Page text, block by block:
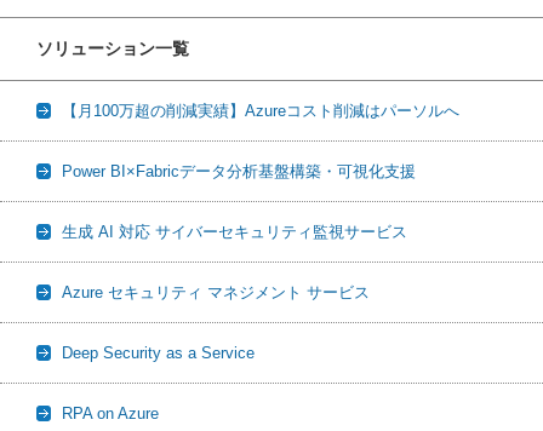
ソリューション一覧
【月100万超の削減実績】Azureコスト削減はパーソルへ
Power BI×Fabricデータ分析基盤構築・可視化支援
生成 AI 対応 サイバーセキュリティ監視サービス
Azure セキュリティ マネジメント サービス
Deep Security as a Service
RPA on Azure